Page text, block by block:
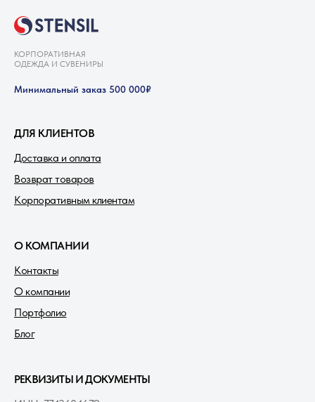
КОРПОРАТИВНАЯ
ОДЕЖДА И СУВЕНИРЫ
Минимальный заказ 500 000₽
Доставка и оплата
ДЛЯ КЛИЕНТОВ
Возврат товаров
Корпоративным клиентам
О КОМПАНИИ
Портфолио
Блог
О компании
Контакты
РЕКВИЗИТЫ И ДОКУМЕНТЫ